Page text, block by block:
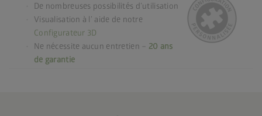
De nombreuses possibilités d’utilisation
Visualisation à l’ aide de notre
Configurateur 3D
Ne nécessite aucun entretien – 20 ans
de garantie